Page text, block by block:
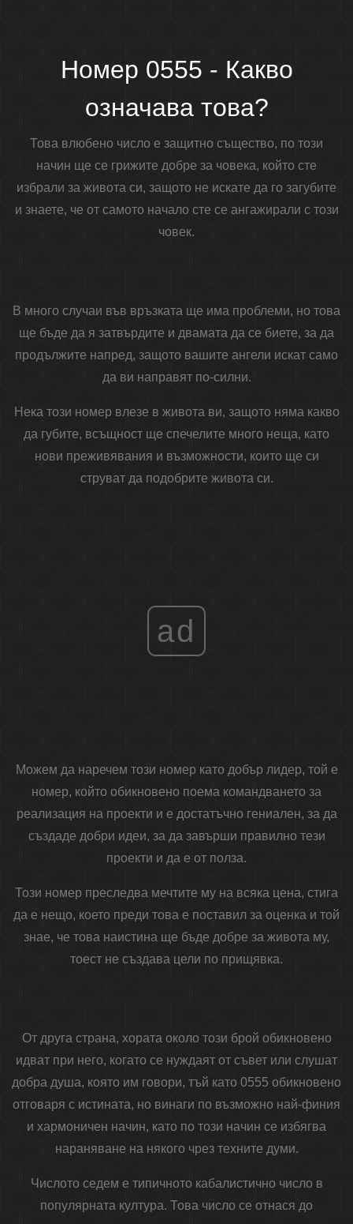
Номер 0555 - Какво
означава това?
Това влюбено число е защитно същество, по този
начин ще се грижите добре за човека, който сте
избрали за живота си, защото не искате да го загубите
и знаете, че от самото начало сте се ангажирали с този
човек.
В много случаи във връзката ще има проблеми, но това
ще бъде да я затвърдите и двамата да се биете, за да
продължите напред, защото вашите ангели искат само
да ви направят по-силни.
Нека този номер влезе в живота ви, защото няма какво
да губите, всъщност ще спечелите много неща, като
нови преживявания и възможности, които ще си
струват да подобрите живота си.
ad
Можем да наречем този номер като добър лидер, той е
номер, който обикновено поема командването за
реализация на проекти и е достатъчно гениален, за да
създаде добри идеи, за да завърши правилно тези
проекти и да е от полза.
Този номер преследва мечтите му на всяка цена, стига
да е нещо, което преди това е поставил за оценка и той
знае, че това наистина ще бъде добре за живота му,
тоест не създава цели по прищявка.
От друга страна, хората около този брой обикновено
идват при него, когато се нуждаят от съвет или слушат
добра душа, която им говори, тъй като 0555 обикновено
отговаря с истината, но винаги по възможно най-финия
и хармоничен начин, като по този начин се избягва
нараняване на някого чрез техните думи.
Числото седем е типичното кабалистично число в
популярната култура. Това число се отнася до